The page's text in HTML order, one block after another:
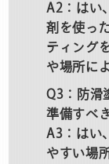
A2：はい
剤を使っ
ティング
や場所に
Q3：防滑
準備すべ
A3：はい
やすい場